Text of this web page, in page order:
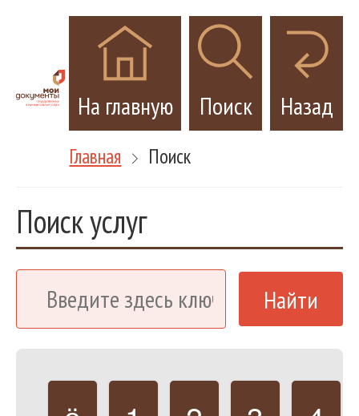
На главную Поиск Назад
Главная Поиск
Поиск услуг
Найти